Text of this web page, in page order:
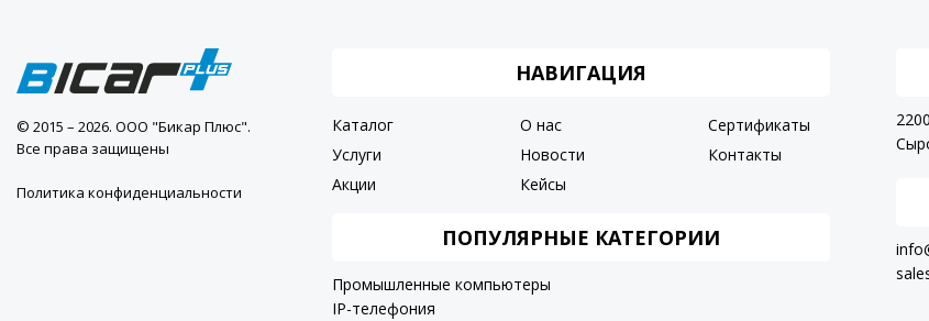
© 2015 – 2026. ООО "Бикар Плюс".
Все права защищены
Политика конфиденциальности
НАВИГАЦИЯ
Каталог
Услуги
Акции
О нас
Новости
Кейсы
Сертификаты
Контакты
ПОПУЛЯРНЫЕ КАТЕГОРИИ
Промышленные компьютеры
IP-телефония